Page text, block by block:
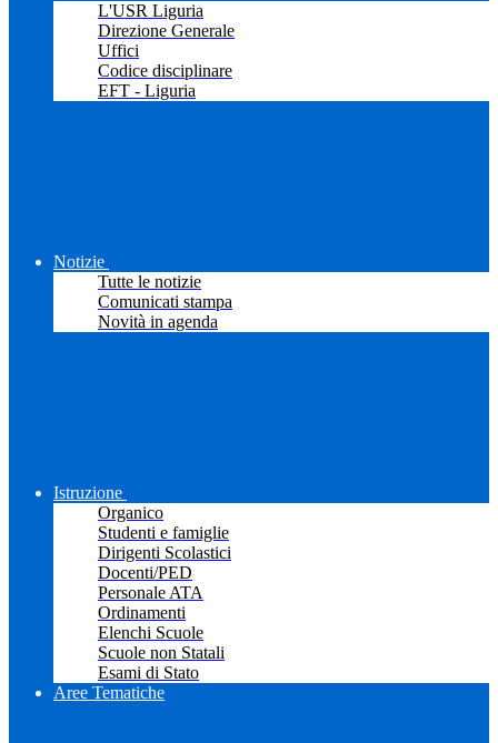
L'USR Liguria
Direzione Generale
Uffici
Codice disciplinare
EFT - Liguria
Notizie
Tutte le notizie
Comunicati stampa
Novità in agenda
Istruzione
Organico
Studenti e famiglie
Dirigenti Scolastici
Docenti/PED
Personale ATA
Ordinamenti
Elenchi Scuole
Scuole non Statali
Esami di Stato
Aree Tematiche